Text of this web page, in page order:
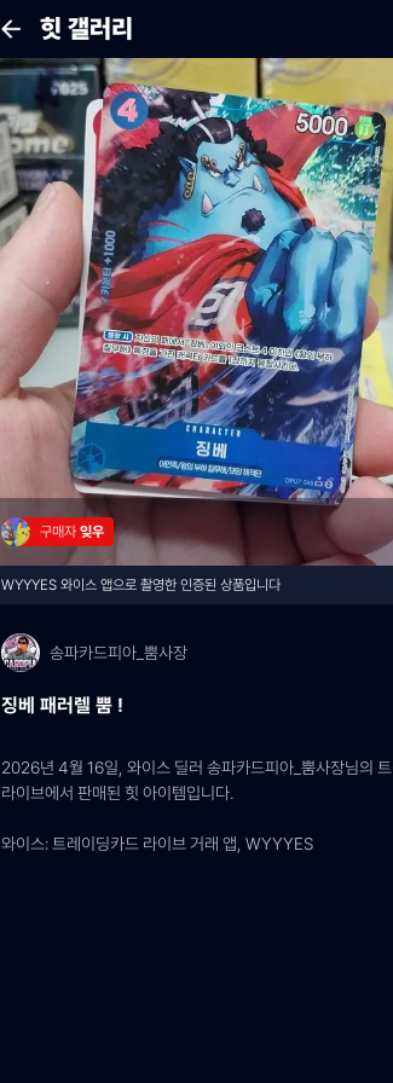
힛 갤러리
구매자 잊우
WYYYES 와이스 앱으로 촬영한 인증된 상품입니다
송파카드피아_뿜사장
징베 패러렐 뿜 !
2026년 4월 16일, 와이스 딜러 송파카드피아_뿜사장님의
라이브에서 판매된 힛 아이템입니다.
와이스: 트레이딩카드 라이브 거래 앱, WYYYES